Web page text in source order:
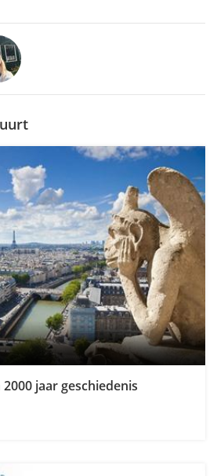
jaar geschiedenis